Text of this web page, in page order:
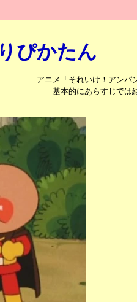
ぴかたん
アニメ「それいけ！アンパ
基本的にあらすじでは